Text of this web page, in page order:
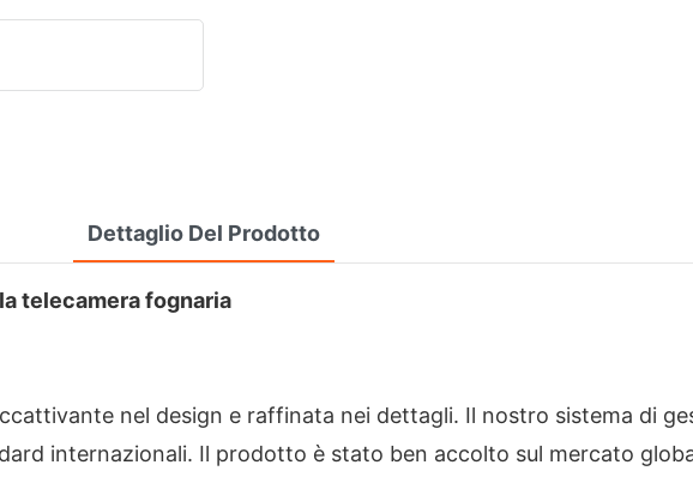
Dettaglio Del Prodotto
telecamera fognaria
nel design e raffinata nei dettagli. Il nostro sistema di
internazionali. Il prodotto è stato ben accolto sul mercato